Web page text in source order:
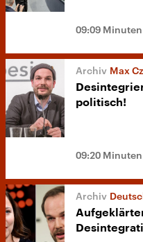
09:09 Minuten
Max
politisch!
09:20 Minuten